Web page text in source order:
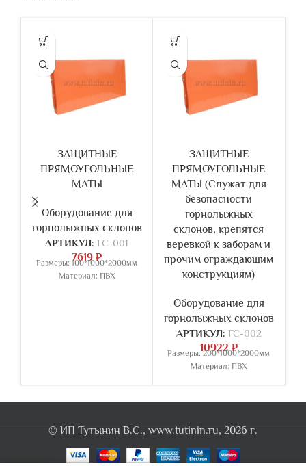
ЗАЩИТНЫЕ
ПРЯМОУГОЛЬНЫЕ
МАТЫ
Оборудование для
горнолыжных склонов
АРТИКУЛ: ГС-001
7619₽
Размеры: 100*1000*2000мм
Материал: ПВХ
ЗАЩИТНЫЕ
ПРЯМОУГОЛЬНЫЕ
МАТЫ (Служат для
безопасности
горнолыжных
склонов, крепятся
веревкой к заборам и
прочим ограждающим
конструкциям)
Оборудование для
горнолыжных склонов
АРТИКУЛ: ГС-002
10922₽
Размеры: 200*1000*2000мм
Материал: ПВХ
© ИП Тутынин В.С., www.tutinin.ru, 2026 г.